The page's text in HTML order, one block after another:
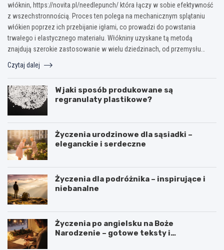
włóknin, https://novita.pl/needlepunch/ która łączy w sobie efektywność
z wszechstronnością. Proces ten polega na mechanicznym splątaniu
włókien poprzez ich przebijanie igłami, co prowadzi do powstania
trwałego i elastycznego materiału. Włókniny uzyskane tą metodą
znajdują szerokie zastosowanie w wielu dziedzinach, od przemysłu…
Czytaj dalej
W jaki sposób produkowane są
regranulaty plastikowe?
Życzenia urodzinowe dla sąsiadki –
eleganckie i serdeczne
Życzenia dla podróżnika – inspirujące i
niebanalne
Życzenia po angielsku na Boże
Narodzenie – gotowe teksty i